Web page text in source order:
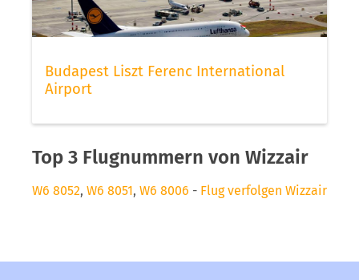
Budapest Liszt Ferenc International
Airport
Top 3 Flugnummern von Wizzair
W6 8052, W6 8051, W6 8006 - Flug verfolgen Wizzair